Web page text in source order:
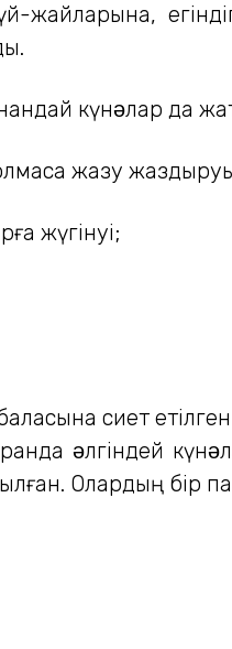
күнəлар да
жазу
жүгінуі;
өсиет
əлгіндей
Олардың бір